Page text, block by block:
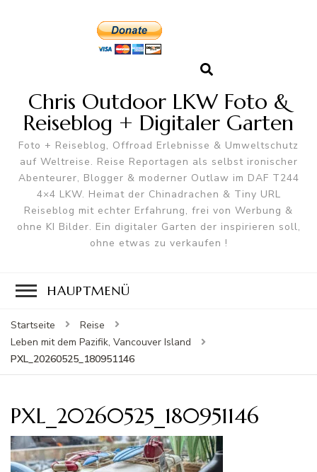
Chris Outdoor LKW Foto &
Reiseblog + Digitaler Garten
Foto + Reiseblog, Offroad Erlebnisse & Umweltschutz
auf Weltreise. Reise Reportagen als selbst ironischer
Abenteurer, Blogger & moderner Outlaw im DAF T244
4×4 LKW. Heimat der Chinadrachen & Tiny URL
Reiseblog mit echter Erfahrung, frei von Werbung &
ohne KI Bilder. Ein digitaler Garten der inspirieren soll,
ohne etwas zu verkaufen !
HAUPTMENÜ
Startseite
Reise
Leben mit dem Pazifik, Vancouver Island
PXL_20260525_180951146
PXL_20260525_180951146